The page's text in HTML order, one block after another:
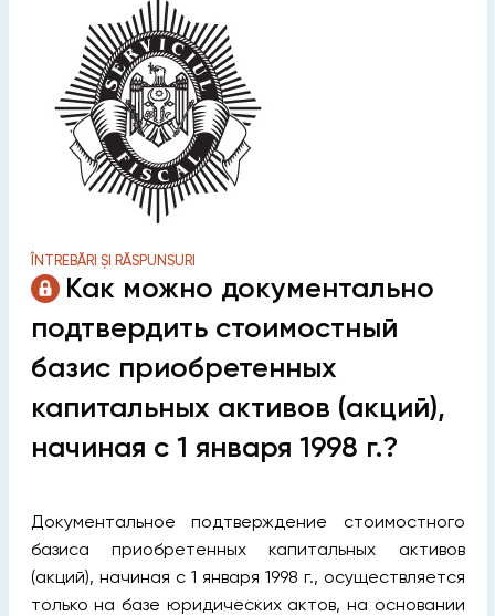
ÎNTREBĂRI ȘI RĂSPUNSURI
Как можно документально
подтвердить стоимостный
базис приобретенных
капитальных активов (акций),
начиная с 1 января 1998 г.?
Документальное подтверждение стоимостного
базиса приобретенных капитальных активов
(акций), начиная с 1 января 1998 г., осуществляется
только на базе юридических актов, на основании